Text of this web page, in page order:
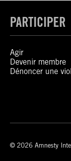
PARTICIPER
Agir
Devenir membre
Dénoncer une
© 2026 Amnesty